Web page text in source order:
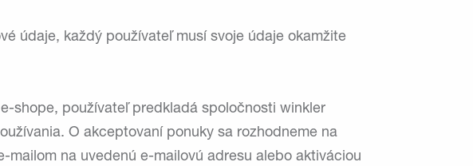
údaje, každý používateľ musí svoje údaje okamžite
shope, používateľ predkladá spoločnosti winkler
O akceptovaní ponuky sa rozhodneme na
na uvedenú e-mailovú adresu alebo aktiváciou